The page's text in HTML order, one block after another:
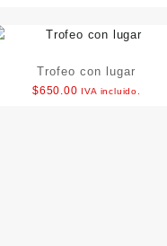
Trofeo con lugar
$650.00 IVA incluido.